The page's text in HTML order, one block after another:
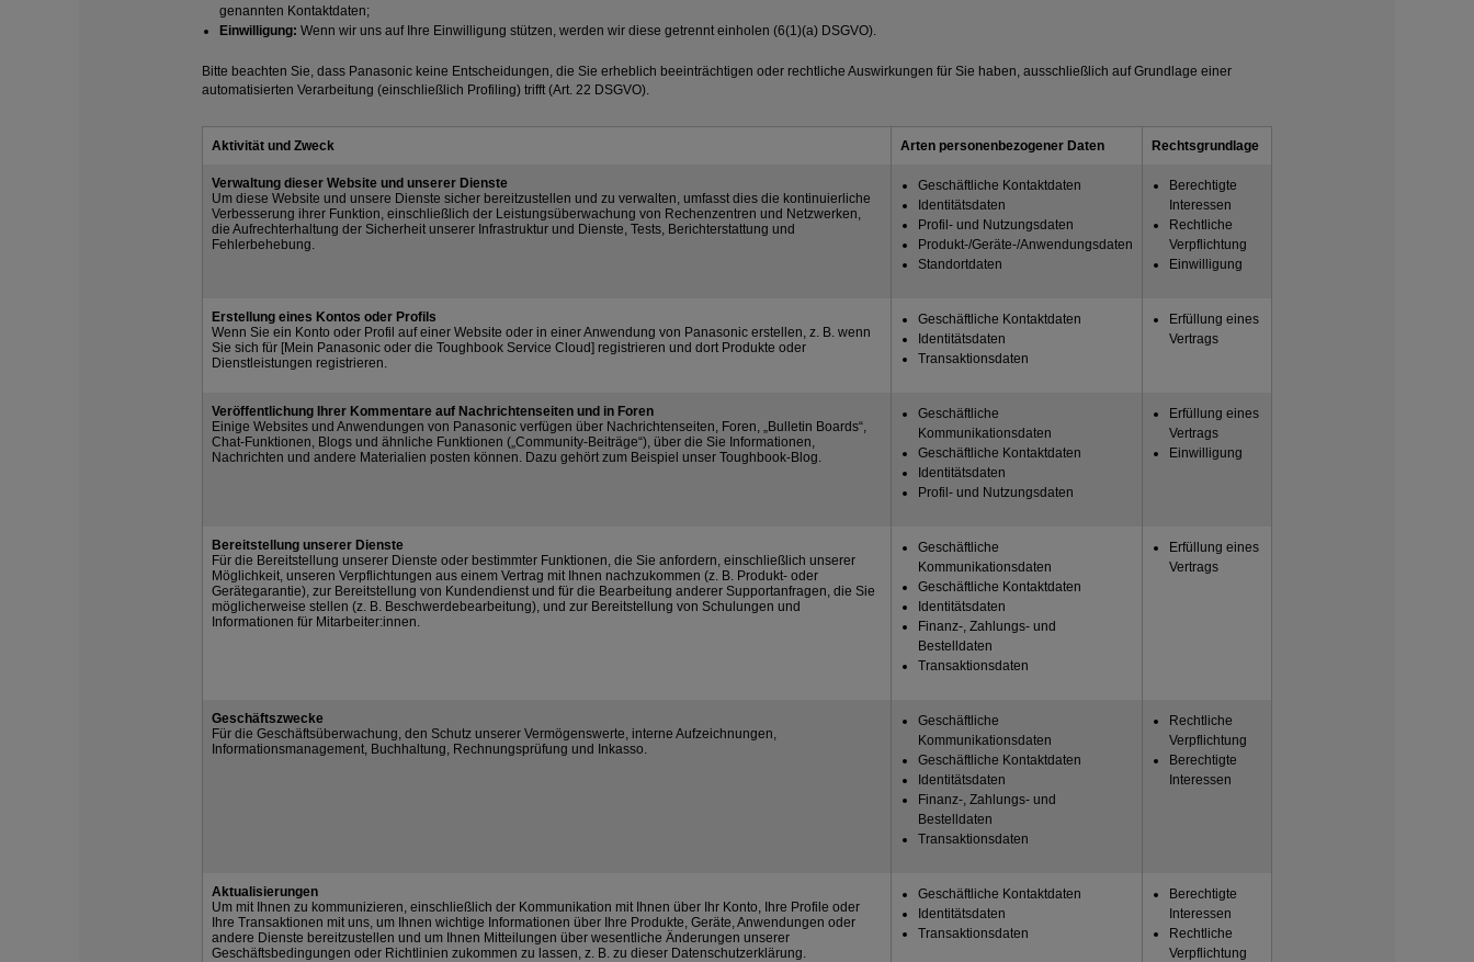
genannten Kontaktdaten;
Einwilligung: Wenn wir uns auf Ihre Einwilligung stützen, werden wir diese getrennt einholen (6(1)(a) DSGVO).
Bitte beachten Sie, dass Panasonic keine Entscheidungen, die Sie erheblich beeinträchtigen oder rechtliche Auswirkungen für Sie haben, ausschließlich auf Grundlage einer
automatisierten Verarbeitung (einschließlich Profiling) trifft (Art. 22 DSGVO).
Aktivität und Zweck Arten personenbezogener Daten Rechtsgrundlage
Verwaltung dieser Website und unserer Dienste
Um diese Website und unsere Dienste sicher bereitzustellen und zu verwalten, umfasst dies die kontinuierliche
Verbesserung ihrer Funktion, einschließlich der Leistungsüberwachung von Rechenzentren und Netzwerken,
die Aufrechterhaltung der Sicherheit unserer Infrastruktur und Dienste, Tests, Berichterstattung und
Fehlerbehebung.
Geschäftliche Kontaktdaten
Identitätsdaten
Profil- und Nutzungsdaten
Produkt-/Geräte-/Anwendungsdaten
Standortdaten
Berechtigte
Interessen
Rechtliche
Verpflichtung
Einwilligung
Erstellung eines Kontos oder Profils
Wenn Sie ein Konto oder Profil auf einer Website oder in einer Anwendung von Panasonic erstellen, z. B. wenn
Sie sich für [Mein Panasonic oder die Toughbook Service Cloud] registrieren und dort Produkte oder
Dienstleistungen registrieren.
Geschäftliche Kontaktdaten
Identitätsdaten
Transaktionsdaten
Erfüllung eines
Vertrags
Veröffentlichung Ihrer Kommentare auf Nachrichtenseiten und in Foren
Einige Websites und Anwendungen von Panasonic verfügen über Nachrichtenseiten, Foren, „Bulletin Boards“,
Chat-Funktionen, Blogs und ähnliche Funktionen („Community-Beiträge“), über die Sie Informationen,
Nachrichten und andere Materialien posten können. Dazu gehört zum Beispiel unser Toughbook-Blog.
Geschäftliche
Kommunikationsdaten
Geschäftliche Kontaktdaten
Identitätsdaten
Profil- und Nutzungsdaten
Erfüllung eines
Vertrags
Einwilligung
Bereitstellung unserer Dienste
Für die Bereitstellung unserer Dienste oder bestimmter Funktionen, die Sie anfordern, einschließlich unserer
Möglichkeit, unseren Verpflichtungen aus einem Vertrag mit Ihnen nachzukommen (z. B. Produkt- oder
Gerätegarantie), zur Bereitstellung von Kundendienst und für die Bearbeitung anderer Supportanfragen, die Sie
möglicherweise stellen (z. B. Beschwerdebearbeitung), und zur Bereitstellung von Schulungen und
Informationen für Mitarbeiter:innen.
Geschäftliche
Kommunikationsdaten
Geschäftliche Kontaktdaten
Identitätsdaten
Finanz-, Zahlungs- und
Bestelldaten
Transaktionsdaten
Erfüllung eines
Vertrags
Geschäftszwecke
Für die Geschäftsüberwachung, den Schutz unserer Vermögenswerte, interne Aufzeichnungen,
Informationsmanagement, Buchhaltung, Rechnungsprüfung und Inkasso.
Geschäftliche
Kommunikationsdaten
Geschäftliche Kontaktdaten
Identitätsdaten
Finanz-, Zahlungs- und
Bestelldaten
Transaktionsdaten
Rechtliche
Verpflichtung
Berechtigte
Interessen
Aktualisierungen
Um mit Ihnen zu kommunizieren, einschließlich der Kommunikation mit Ihnen über Ihr Konto, Ihre Profile oder
Ihre Transaktionen mit uns, um Ihnen wichtige Informationen über Ihre Produkte, Geräte, Anwendungen oder
andere Dienste bereitzustellen und um Ihnen Mitteilungen über wesentliche Änderungen unserer
Geschäftsbedingungen oder Richtlinien zukommen zu lassen, z. B. zu dieser Datenschutzerklärung.
Geschäftliche Kontaktdaten
Identitätsdaten
Transaktionsdaten
Berechtigte
Interessen
Rechtliche
Verpflichtung